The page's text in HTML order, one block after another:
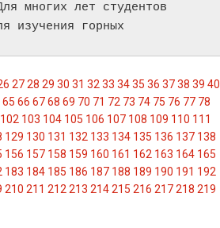
многих лет студентов
изучения горных
2728 29 30 31 32 33 3435 36 3738 39 40
65 66 6768 69 70 71 72 73 74 75 76 77 78
102 103 104 105 106 107 108 109 110 111
129 130 131 132 133 134 135 136 137 138
156 157 158 159 160 161 162 163 164 165
183 184 185 186 187 188 189 190 191 192
210 211 212 213 214215 216 217218 219